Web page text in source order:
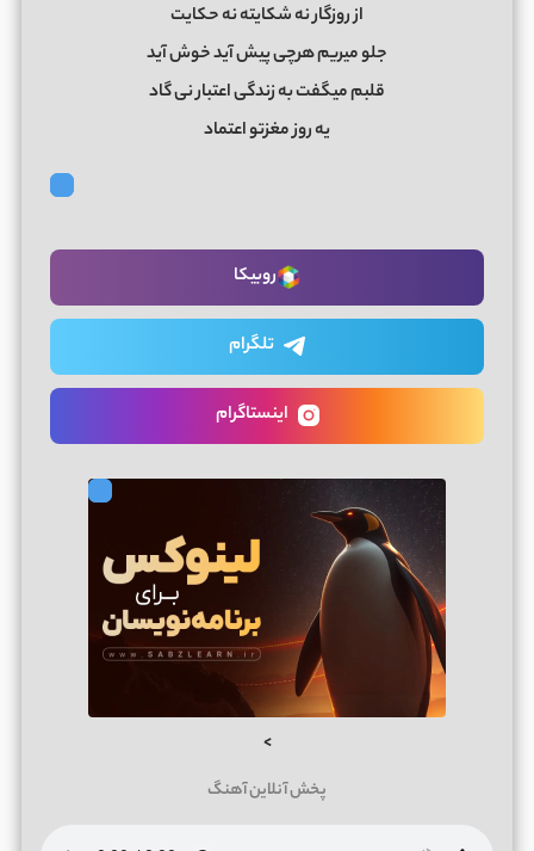
از روزگار نه شکایته نه حکایت
جلو میریم هرچی پیش آید خوش آید
قلبم میگفت به زندگی اعتبار نی گاد
یه روز مغزتو اعتماد
روبیکا
تلگرام
اینستاگرام
>
پخش آنلاین آهنگ